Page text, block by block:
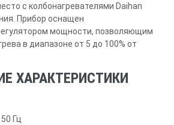
с колбонагревателями Daihan
Прибор оснащен
мощности, позволяющим
в диапазоне от 5 до 100% от
ХАРАКТЕРИСТИКИ
Гц